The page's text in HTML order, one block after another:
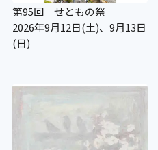
第95回 せともの祭
2026年9月12日(土)、9月13日
(日)